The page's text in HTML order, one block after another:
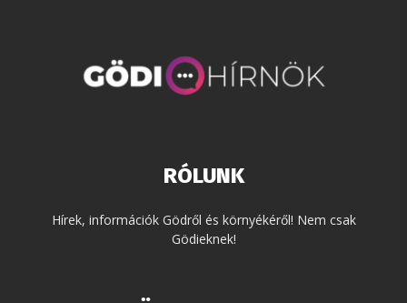
RÓLUNK
Hírek, információk Gödről és környékéről! Nem csak
Gödieknek!